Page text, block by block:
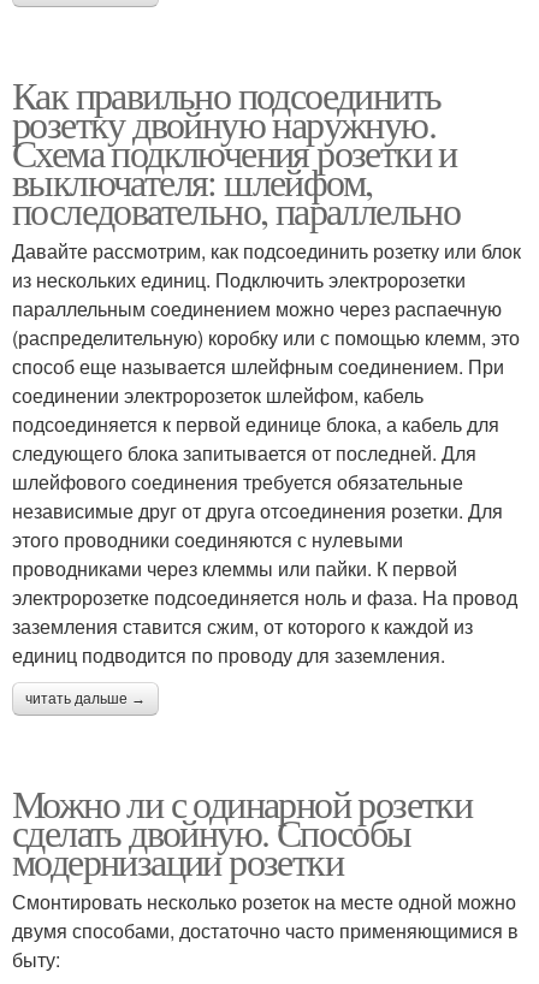
Как правильно подсоединить
розетку двойную наружную.
Схема подключения розетки и
выключателя: шлейфом,
последовательно, параллельно
Давайте рассмотрим, как подсоединить розетку или блок
из нескольких единиц. Подключить электророзетки
параллельным соединением можно через распаечную
(распределительную) коробку или с помощью клемм, это
способ еще называется шлейфным соединением. При
соединении электророзеток шлейфом, кабель
подсоединяется к первой единице блока, а кабель для
следующего блока запитывается от последней. Для
шлейфового соединения требуется обязательные
независимые друг от друга отсоединения розетки. Для
этого проводники соединяются с нулевыми
проводниками через клеммы или пайки. К первой
электророзетке подсоединяется ноль и фаза. На провод
заземления ставится сжим, от которого к каждой из
единиц подводится по проводу для заземления.
читать дальше →
Можно ли с одинарной розетки
сделать двойную. Способы
модернизации розетки
Смонтировать несколько розеток на месте одной можно
двумя способами, достаточно часто применяющимися в
быту: